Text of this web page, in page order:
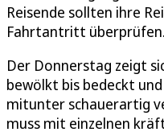
Reisende sollten ihre
Fahrtantritt überprüfen.
Der Donnerstag zeigt
bewölkt bis bedeckt
mitunter schauerartig
muss mit einzelnen